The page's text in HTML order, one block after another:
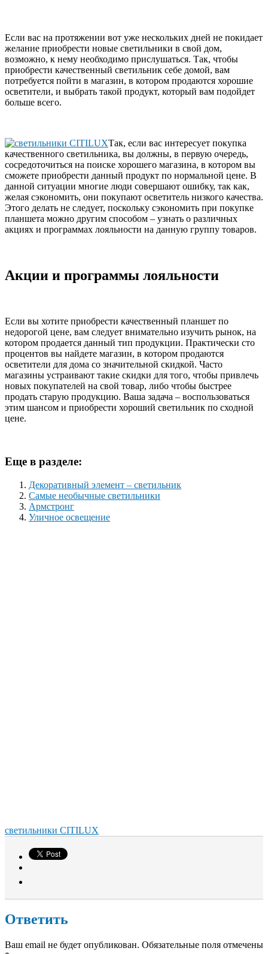
Если вас на протяжении вот уже нескольких дней не покидает
желание приобрести новые светильники в свой дом,
возможно, к нему необходимо прислушаться. Так, чтобы
приобрести качественный светильник себе домой, вам
потребуется пойти в магазин, в котором продаются хорошие
осветители, и выбрать такой продукт, который вам подойдет
больше всего.
Так, если вас интересует покупка
качественного светильника, вы должны, в первую очередь,
сосредоточиться на поиске хорошего магазина, в котором вы
сможете приобрести данный продукт по нормальной цене. В
данной ситуации многие люди совершают ошибку, так как,
желая сэкономить, они покупают осветитель низкого качества.
Этого делать не следует, поскольку сэкономить при покупке
планшета можно другим способом – узнать о различных
акциях и программах лояльности на данную группу товаров.
Акции и программы лояльности
Если вы хотите приобрести качественный планшет по
недорогой цене, вам следует внимательно изучить рынок, на
котором продается данный тип продукции. Практически сто
процентов вы найдете магазин, в котором продаются
осветители для дома со значительной скидкой. Часто
магазины устраивают такие скидки для того, чтобы привлечь
новых покупателей на свой товар, либо чтобы быстрее
продать старую продукцию. Ваша задача – воспользоваться
этим шансом и приобрести хороший светильник по сходной
цене.
Еще в разделе:
Декоративный элемент – светильник
Самые необычные светильники
Армстронг
Уличное освещение
светильники CITILUX
Ответить
Ваш email не будет опубликован. Обязательные поля отмечены